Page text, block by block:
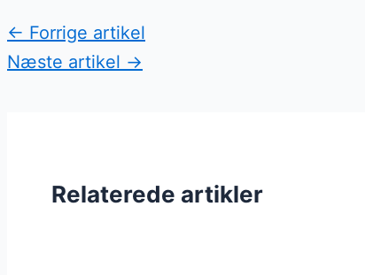
← Forrige artikel
Næste artikel →
Relaterede artikler